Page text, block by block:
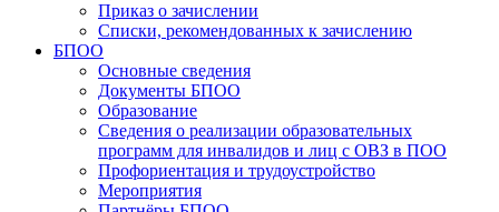
Приказ о зачислении
Списки, рекомендованных к зачислению
БПОО
Основные сведения
Документы БПОО
Образование
Сведения о реализации образовательных
программ для инвалидов и лиц с ОВЗ в ПОО
Профориентация и трудоустройство
Мероприятия